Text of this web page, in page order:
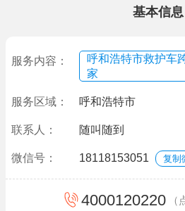
基本信息
服务内容：
呼和浩特市救护车
家
服务区域： 呼和浩特市
联系人： 随叫随到
微信号： 18118153051 复制
4000120220